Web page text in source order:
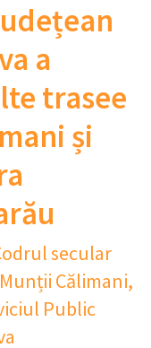
a
trasee
și
secular
Munții Călimani,
Public